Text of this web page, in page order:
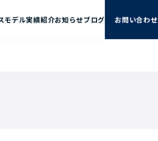
モデル実績紹介お知らせブログ お問い合わせ